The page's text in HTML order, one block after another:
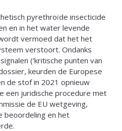
pyrethroïde insecticide
en in het water levende
vermoed dat het het
verstoort. Ondanks
(‘kritische punten van
keurden de Europese
de stof in 2021 opnieuw
een juridische procedure met
de EU wetgeving,
beoordeling en het